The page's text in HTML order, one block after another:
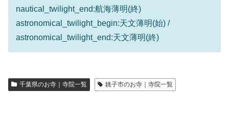
nautical_twilight_end:航海薄明(終)
astronomical_twilight_begin:天文薄明(始) /
astronomical_twilight_end:天文薄明(終)
千葉県のお寺｜寺院一覧 銚子市のお寺｜寺院一覧